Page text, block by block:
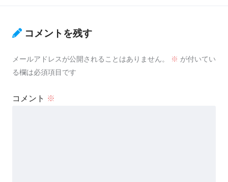
コメントを残す
メールアドレスが公開されることはありません。 ※ が付いてい
る欄は必須項目です
コメント ※